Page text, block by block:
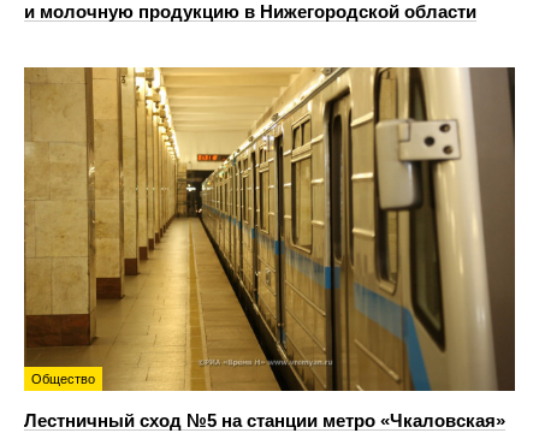
и молочную продукцию в Нижегородской области
Общество
Лестничный сход №5 на станции метро «Чкаловская»